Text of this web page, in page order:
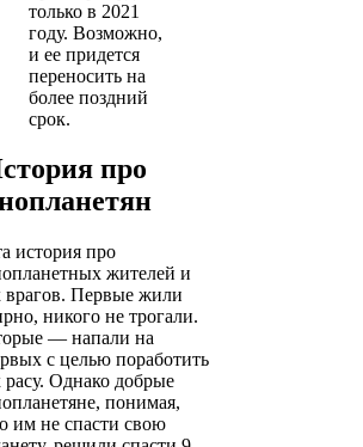
только в 2021
году. Возможно,
и ее придется
переносить на
более поздний
срок.
про
история про
жителей и
врагов. Первые жили
никого не трогали.
— напали на
с целью поработить
расу. Однако добрые
понимая,
им не спасти свою